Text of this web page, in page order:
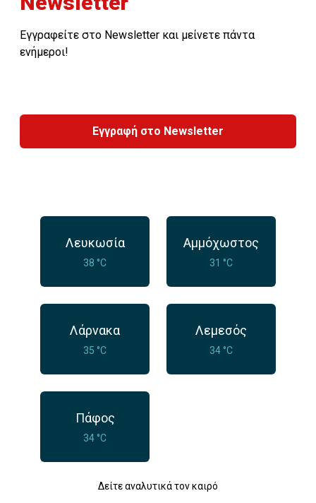
Εγγραφείτε στο Newsletter και μείνετε πάντα
ενήμεροι!
Εγγραφή στο Newsletter
Λευκωσία
38 °C
Αμμόχωστος
31 °C
Λάρνακα
35 °C
Λεμεσός
34 °C
Πάφος
34 °C
Δείτε αναλυτικά τον καιρό